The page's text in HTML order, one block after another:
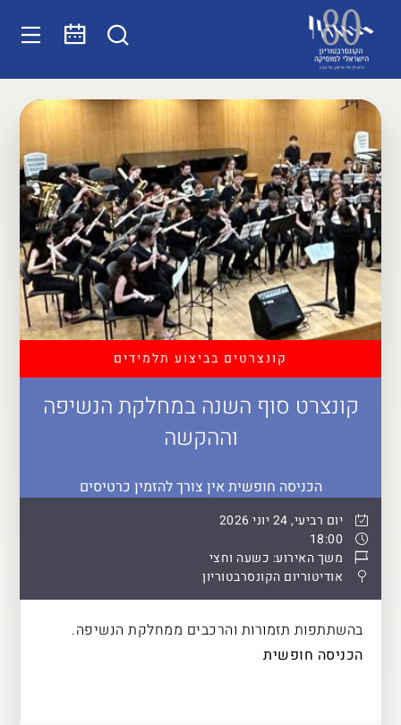
קונצרטים בביצוע תלמידים
קונצרט סוף השנה במחלקת הנשיפה
וההקשה
הכניסה חופשית אין צורך להזמין כרטיסים
יום רביעי, 24 יוני 2026
18:00
משך האירוע: כשעה וחצי
אודיטוריום הקונסרבטוריון
בהשתתפות תזמורות והרכבים ממחלקת הנשיפה.
הכניסה חופשית